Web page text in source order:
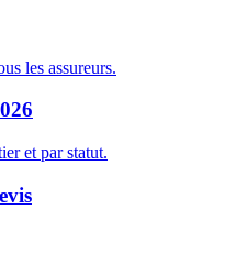
les assureurs.
et par statut.